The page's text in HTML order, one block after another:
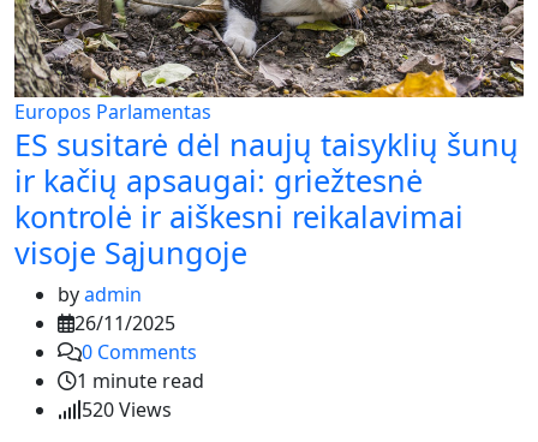
Europos Parlamentas
ES susitarė dėl naujų taisyklių šunų
ir kačių apsaugai: griežtesnė
kontrolė ir aiškesni reikalavimai
visoje Sąjungoje
byadmin
26/11/2025
0 Comments
1 minute read
520Views